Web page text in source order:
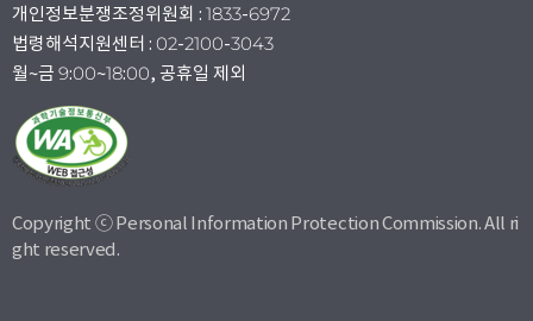
개인정보분쟁조정위원회 : 1833-6972
법령해석지원센터 : 02-2100-3043
월~금 9:00~18:00, 공휴일 제외
Copyright ⓒ Personal Information Protection Commission. All ri
ght reserved.